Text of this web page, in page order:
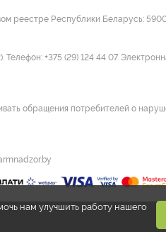
реестре Республики Беларусь:
+375 (29) 124 44 07.
обращения потребителей о
нам улучшить работу нашего